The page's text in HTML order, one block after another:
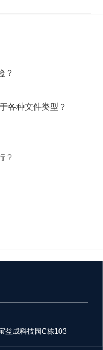
？
各种文件类型？
？
益成科技园C栋103